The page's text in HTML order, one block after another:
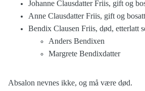
Johanne Clausdatter Friis, gift og
Anne Clausdatter Friis, gift og
Bendix Clausen Friis, død, etterlatt
Anders Bendixen
Margrete Bendixdatter
Absalon nevnes ikke, og må være død.